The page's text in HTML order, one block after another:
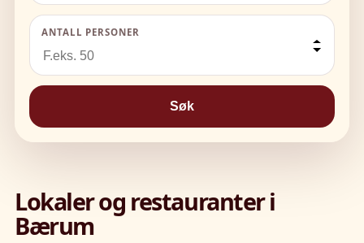
ANTALL PERSONER
Søk
Lokaler og restauranter i
Bærum